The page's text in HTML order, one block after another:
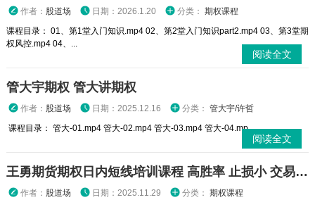
作者： 股道场 日期：2026.1.20 分类： 期权课程
课程目录： 01、第1堂入门知识.mp4 02、第2堂入门知识part2.mp4 03、第3堂期
权风控.mp4 04、...
阅读全文
管大宇期权 管大讲期权
作者： 股道场 日期：2025.12.16 分类： 管大宇/许哲
课程目录： 管大-01.mp4 管大-02.mp4 管大-03.mp4 管大-04.mp...
阅读全文
王勇期货期权日内短线培训课程 高胜率 止损小 交易高手
作者： 股道场 日期：2025.11.29 分类： 期权课程